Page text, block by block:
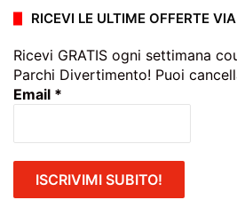
RICEVI LE ULTIME OFFERTE
Ricevi GRATIS ogni settimana
Parchi Divertimento! Puoi
Email *